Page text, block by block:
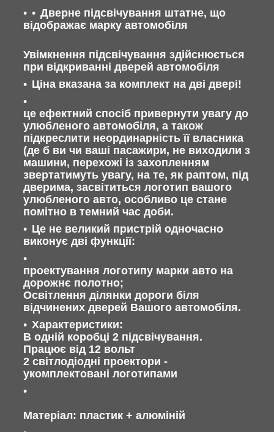
Дверне підсвічування штатне, що
відображає марку автомобіля
Увімкнення підсвічування здійснюється
при відкриванні дверей автомобіля
Ціна вказана за комплект на дві двері!
це ефектний спосіб привернути увагу до
улюбленого автомобіля, а також
підкреслити неординарність її власника
(де б ви чи ваші пасажири, не виходили з
машини, перехожі із захопленням
звертатимуть увагу, на те, як раптом, під
дверима, засвітиться логотип вашого
улюбленого авто, особливо це стане
помітно в темний час доби.
Це не великий пристрій одночасно
виконує дві функції:
проектування логотипу марки авто на
дорожнє полотно;
Освітлення ділянки дороги біля
відчинених дверей Вашого автомобіля.
Характеристики:
В одній коробці 2 підсвічування.
Працює від 12 вольт
2 світлодіодні проектори -
укомплектовані логотипами
Матеріал: пластик + алюміній